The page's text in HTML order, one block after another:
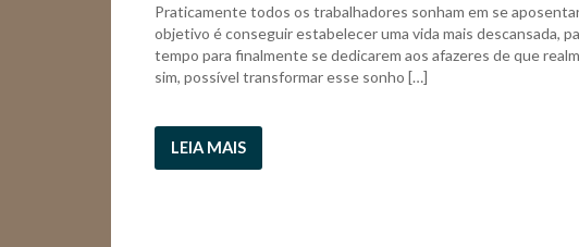
Praticamente todos os trabalhadores sonham em se
objetivo é conseguir estabelecer uma vida mais descansada,
tempo para finalmente se dedicarem aos afazeres de que
sim, possível transformar esse sonho […]
LEIA MAIS